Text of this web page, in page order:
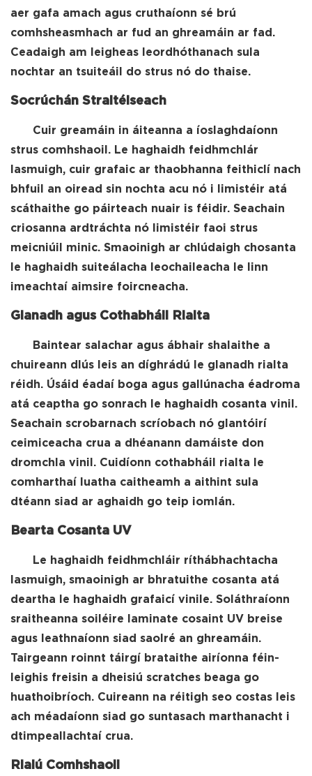
aer gafa amach agus cruthaíonn sé brú
comhsheasmhach ar fud an ghreamáin ar fad.
Ceadaigh am leigheas leordhóthanach sula
nochtar an tsuiteáil do strus nó do thaise.
Socrúchán Straitéiseach
Cuir greamáin in áiteanna a íoslaghdaíonn
strus comhshaoil. Le haghaidh feidhmchlár
lasmuigh, cuir grafaic ar thaobhanna feithiclí nach
bhfuil an oiread sin nochta acu nó i limistéir atá
scáthaithe go páirteach nuair is féidir. Seachain
criosanna ardtráchta nó limistéir faoi strus
meicniúil minic. Smaoinigh ar chlúdaigh chosanta
le haghaidh suiteálacha leochaileacha le linn
imeachtaí aimsire foircneacha.
Glanadh agus Cothabháil Rialta
Baintear salachar agus ábhair shalaithe a
chuireann dlús leis an díghrádú le glanadh rialta
réidh. Úsáid éadaí boga agus gallúnacha éadroma
atá ceaptha go sonrach le haghaidh cosanta vinil.
Seachain scrobarnach scríobach nó glantóirí
ceimiceacha crua a dhéanann damáiste don
dromchla vinil. Cuidíonn cothabháil rialta le
comharthaí luatha caitheamh a aithint sula
dtéann siad ar aghaidh go teip iomlán.
Bearta Cosanta UV
Le haghaidh feidhmchláir ríthábhachtacha
lasmuigh, smaoinigh ar bhratuithe cosanta atá
deartha le haghaidh grafaicí vinile. Soláthraíonn
sraitheanna soiléire laminate cosaint UV breise
agus leathnaíonn siad saolré an ghreamáin.
Tairgeann roinnt táirgí brataithe airíonna féin-
leighis freisin a dheisiú scratches beaga go
huathoibríoch. Cuireann na réitigh seo costas leis
ach méadaíonn siad go suntasach marthanacht i
dtimpeallachtaí crua.
Rialú Comhshaoil